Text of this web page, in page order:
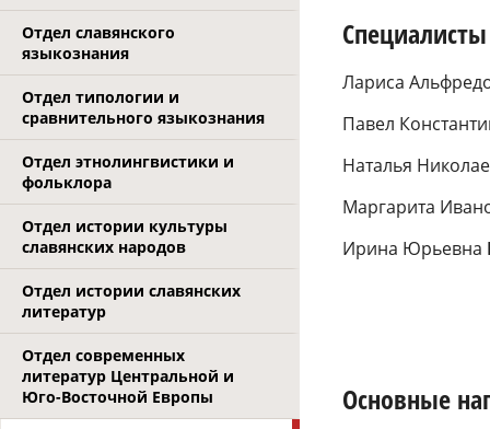
Отдел славянского
языкознания
Отдел типологии и
сравнительного языкознания
Отдел этнолингвистики и
фольклора
Отдел истории культуры
славянских народов
Отдел истории славянских
литератур
Отдел современных
литератур Центральной и
Юго-Восточной Европы
Лариса
Павел
Наталья
Маргарита
Ирина Юрьевна
Основные